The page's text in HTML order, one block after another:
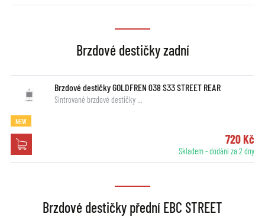
Brzdové destičky zadní
Brzdové destičky GOLDFREN 038 S33 STREET REAR
Sintrované brzdové destičky …
NEW
720 Kč
Skladem - dodání za 2 dny
Brzdové destičky přední EBC STREET